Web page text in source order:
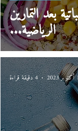
بعد التمارين
الرياضية...
4 دقيقة قراءة